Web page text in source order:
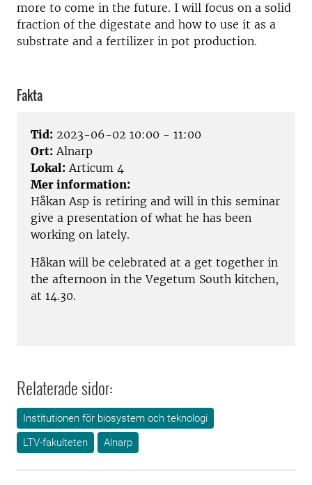
more to come in the future. I will focus on a solid
fraction of the digestate and how to use it as a
substrate and a fertilizer in pot production.
Fakta
Tid: 2023-06-02 10:00 - 11:00
Ort: Alnarp
Lokal: Articum 4
Mer information:
Håkan Asp is retiring and will in this seminar
give a presentation of what he has been
working on lately.
Håkan will be celebrated at a get together in
the afternoon in the Vegetum South kitchen,
at 14.30.
Relaterade sidor:
Institutionen för biosystem och teknologi
LTV-fakulteten
Alnarp